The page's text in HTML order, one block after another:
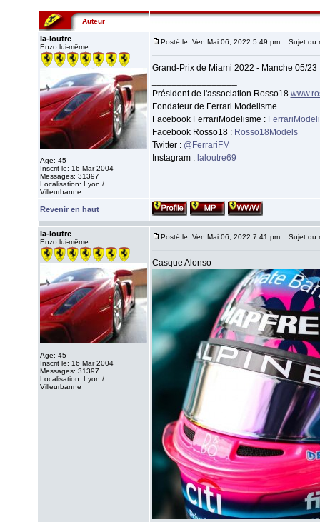
Auteur
la-loutre
Enzo lui-même
Age: 45
Inscrit le: 16 Mar 2004
Messages: 31397
Localisation: Lyon /
Villeurbanne
Posté le: Ven Mai 06, 2022 5:49 pm Sujet du
Grand-Prix de Miami 2022 - Manche 05/23
Président de l'association Rosso18
Fondateur de Ferrari Modelisme
Facebook FerrariModelisme :
Facebook Rosso18 : Rosso18Models
Twitter : @FerrariFM
Instagram : laloutre69
Revenir en haut
la-loutre
Enzo lui-même
Age: 45
Inscrit le: 16 Mar 2004
Messages: 31397
Localisation: Lyon /
Villeurbanne
Posté le: Ven Mai 06, 2022 7:41 pm Sujet du
Casque Alonso